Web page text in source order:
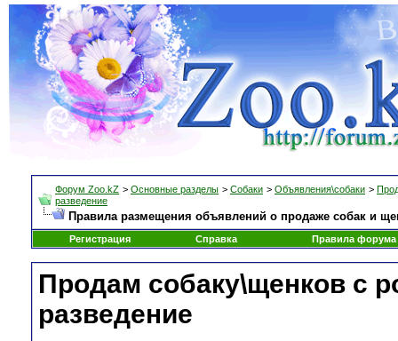
Форум Zoo.kZ > Основные разделы > Собаки > Объявления\собаки >
разведение
Правила размещения объявлений о продаже собак и
Регистрация Справка Правила форума
Продам собаку\щенков с
разведение